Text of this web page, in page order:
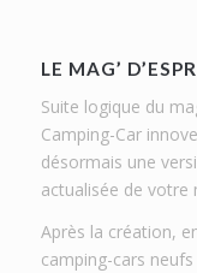
LE MAG’
Suite logique du
Camping-Car
désormais une
actualisée de votre
Après la création,
camping-cars